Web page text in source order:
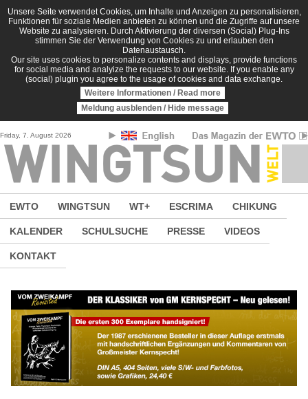
Direkt zum Inhalt
Unsere Seite verwendet Cookies, um Inhalte und Anzeigen zu personalisieren,
Funktionen für soziale Medien anbieten zu können und die Zugriffe auf unsere
Website zu analysieren. Durch Aktivierung der diversen (Social) Plug-Ins
stimmen Sie der Verwendung von Cookies zu und erlauben den
Datenaustausch.
Our site uses cookies to personalize contents and displays, provide functions
for social media and analyize the requests to our website. If you enable any
(social) plugin you agree to the usage of cookies and data exchange.
Weitere Informationen / Read more
Meldung ausblenden / Hide message
Friday, 7. August 2026
EWTO WINGTSUN WT+ ESCRIMA CHIKUNG
KALENDER SCHULSUCHE PRESSE VIDEOS
KONTAKT